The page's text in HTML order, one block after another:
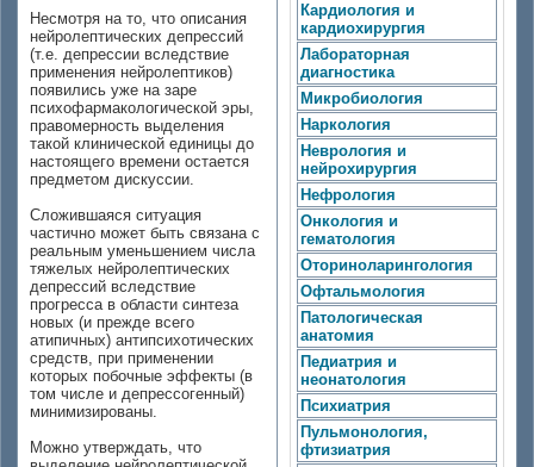
Несмотря на то, что описания
нейролептических депрессий
(т.е. депрессии вследствие
применения нейролептиков)
появились уже на заре
психофармакологической эры,
правомерность выделения
такой клинической единицы до
настоящего времени остается
предметом дискуссии.
Сложившаяся ситуация
частично может быть связана с
реальным уменьшением числа
тяжелых нейролептических
депрессий вследствие
прогресса в области синтеза
новых (и прежде всего
атипичных) антипсихотических
средств, при применении
которых побочные эффекты (в
том числе и депрессогенный)
минимизированы.
Можно утверждать, что
Кардиология и
кардиохирургия
Лабораторная
диагностика
Микробиология
Наркология
Неврология и
нейрохирургия
Нефрология
Онкология и
гематология
Оториноларингология
Офтальмология
Патологическая
анатомия
Педиатрия и
неонатология
Психиатрия
Пульмонология,
фтизиатрия